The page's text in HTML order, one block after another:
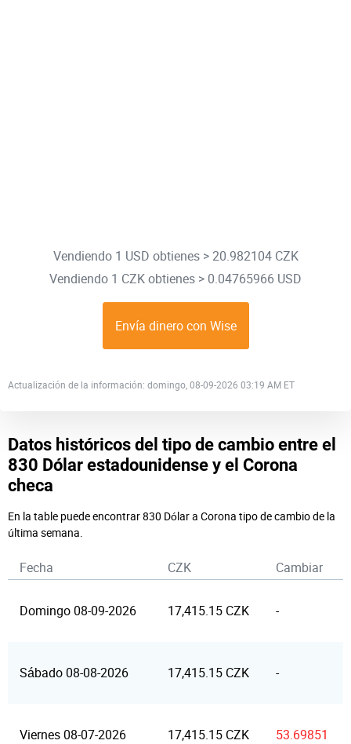
Vendiendo 1 USD obtienes > 20.982104 CZK
Vendiendo 1 CZK obtienes > 0.04765966 USD
Envía dinero con Wise
Actualización de la información: domingo, 08-09-2026 03:19 AM ET
Datos históricos del tipo de cambio entre el
830 Dólar estadounidense y el Corona
checa
En la table puede encontrar 830 Dólar a Corona tipo de cambio de la
última semana.
Fecha CZK Cambiar
Domingo 08-09-2026 17,415.15 CZK -
Sábado 08-08-2026 17,415.15 CZK -
Viernes 08-07-2026 17,415.15 CZK 53.69851